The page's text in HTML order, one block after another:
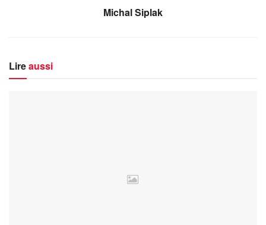
Michal Siplak
Lireaussi